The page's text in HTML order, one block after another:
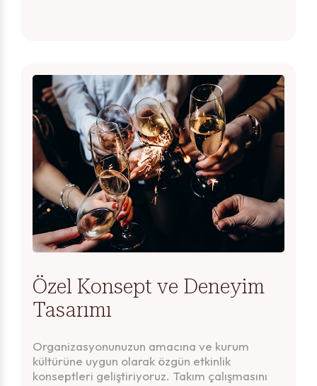
Özel Konsept ve Deneyim
Tasarımı
Organizasyonunuzun amacına ve kurum
kültürüne uygun olarak özgün etkinlik
konseptleri geliştiriyoruz. Takım çalışmasını